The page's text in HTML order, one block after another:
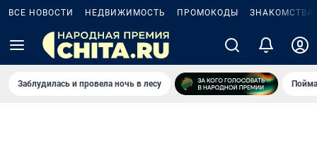
ВСЕ НОВОСТИ НЕДВИЖИМОСТЬ ПРОМОКОДЫ ЗНАКОМСТВА
Заблудилась и провела ночь в лесу